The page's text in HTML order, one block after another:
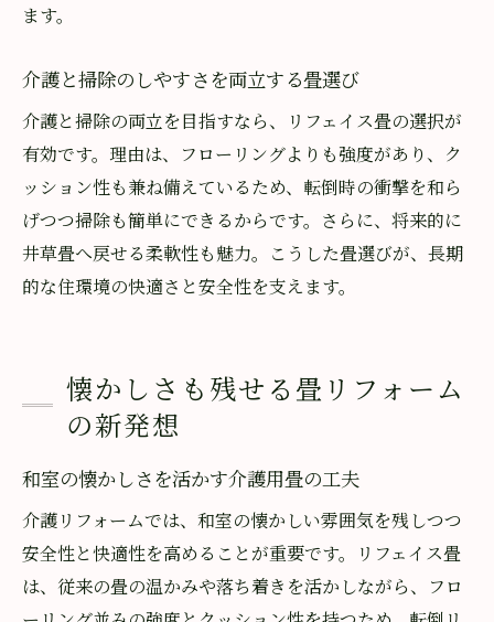
ます。
介護と掃除のしやすさを両立する畳選び
介護と掃除の両立を目指すなら、リフェイス畳の選択が
有効です。理由は、フローリングよりも強度があり、ク
ッション性も兼ね備えているため、転倒時の衝撃を和ら
げつつ掃除も簡単にできるからです。さらに、将来的に
井草畳へ戻せる柔軟性も魅力。こうした畳選びが、長期
的な住環境の快適さと安全性を支えます。
懐かしさも残せる畳リフォーム
の新発想
和室の懐かしさを活かす介護用畳の工夫
介護リフォームでは、和室の懐かしい雰囲気を残しつつ
安全性と快適性を高めることが重要です。リフェイス畳
は、従来の畳の温かみや落ち着きを活かしながら、フロ